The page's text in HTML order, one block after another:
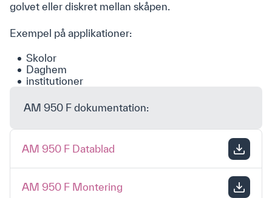
golvet eller diskret mellan skåpen.
Exempel på applikationer:
Skolor
Daghem
institutioner
AM 950 F dokumentation:
AM 950 F Datablad
AM 950 F Montering